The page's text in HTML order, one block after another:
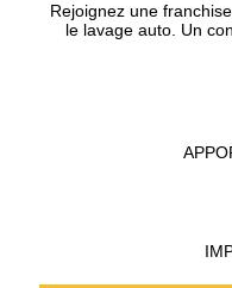
Rejoignez une
le lavage auto. Un